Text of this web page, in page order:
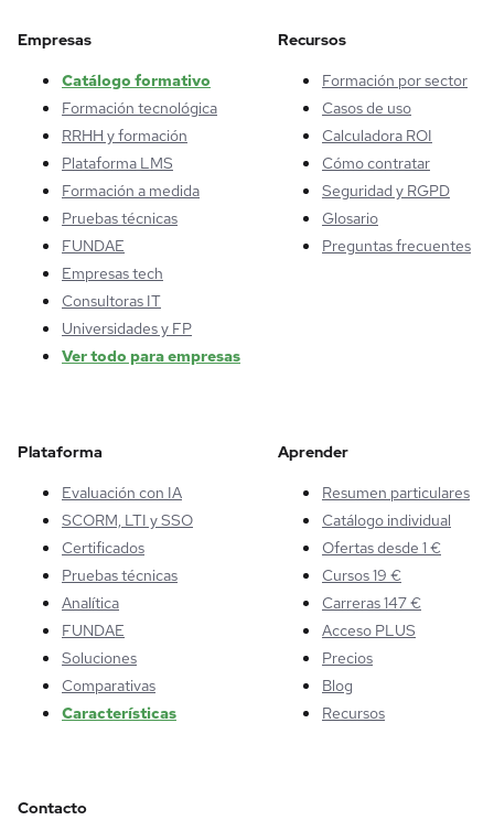
Empresas
Catálogo formativo
Formación tecnológica
RRHH y formación
Plataforma LMS
Formación a medida
Pruebas técnicas
FUNDAE
Empresas tech
Consultoras IT
Universidades y FP
Ver todo para empresas
Recursos
Formación por sector
Casos de uso
Calculadora ROI
Cómo contratar
Seguridad y RGPD
Glosario
Preguntas frecuentes
Plataforma
Evaluación con IA
SCORM, LTI y SSO
Certificados
Pruebas técnicas
Analítica
FUNDAE
Soluciones
Comparativas
Características
Aprender
Resumen particulares
Catálogo individual
Ofertas desde 1 €
Cursos 19 €
Carreras 147 €
Acceso PLUS
Precios
Blog
Recursos
Contacto